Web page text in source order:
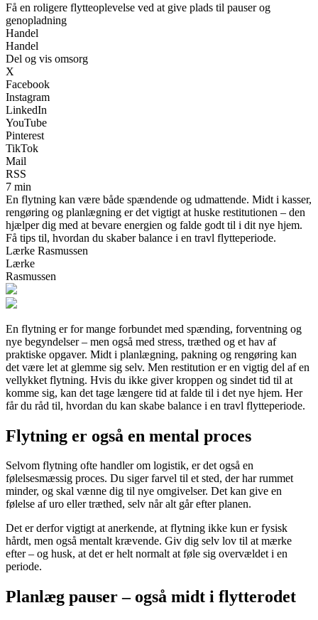
Få en roligere flytteoplevelse ved at give plads til pauser og
genopladning
Handel
Handel
Del og vis omsorg
X
Facebook
Instagram
LinkedIn
YouTube
Pinterest
TikTok
Mail
RSS
7 min
En flytning kan være både spændende og udmattende. Midt i kasser,
rengøring og planlægning er det vigtigt at huske restitutionen – den
hjælper dig med at bevare energien og falde godt til i dit nye hjem.
Få tips til, hvordan du skaber balance i en travl flytteperiode.
Lærke Rasmussen
Lærke
Rasmussen
En flytning er for mange forbundet med spænding, forventning og
nye begyndelser – men også med stress, træthed og et hav af
praktiske opgaver. Midt i planlægning, pakning og rengøring kan
det være let at glemme sig selv. Men restitution er en vigtig del af en
vellykket flytning. Hvis du ikke giver kroppen og sindet tid til at
komme sig, kan det tage længere tid at falde til i det nye hjem. Her
får du råd til, hvordan du kan skabe balance i en travl flytteperiode.
Flytning er også en mental proces
Selvom flytning ofte handler om logistik, er det også en
følelsesmæssig proces. Du siger farvel til et sted, der har rummet
minder, og skal vænne dig til nye omgivelser. Det kan give en
følelse af uro eller træthed, selv når alt går efter planen.
Det er derfor vigtigt at anerkende, at flytning ikke kun er fysisk
hårdt, men også mentalt krævende. Giv dig selv lov til at mærke
efter – og husk, at det er helt normalt at føle sig overvældet i en
periode.
Planlæg pauser – også midt i flytterodet